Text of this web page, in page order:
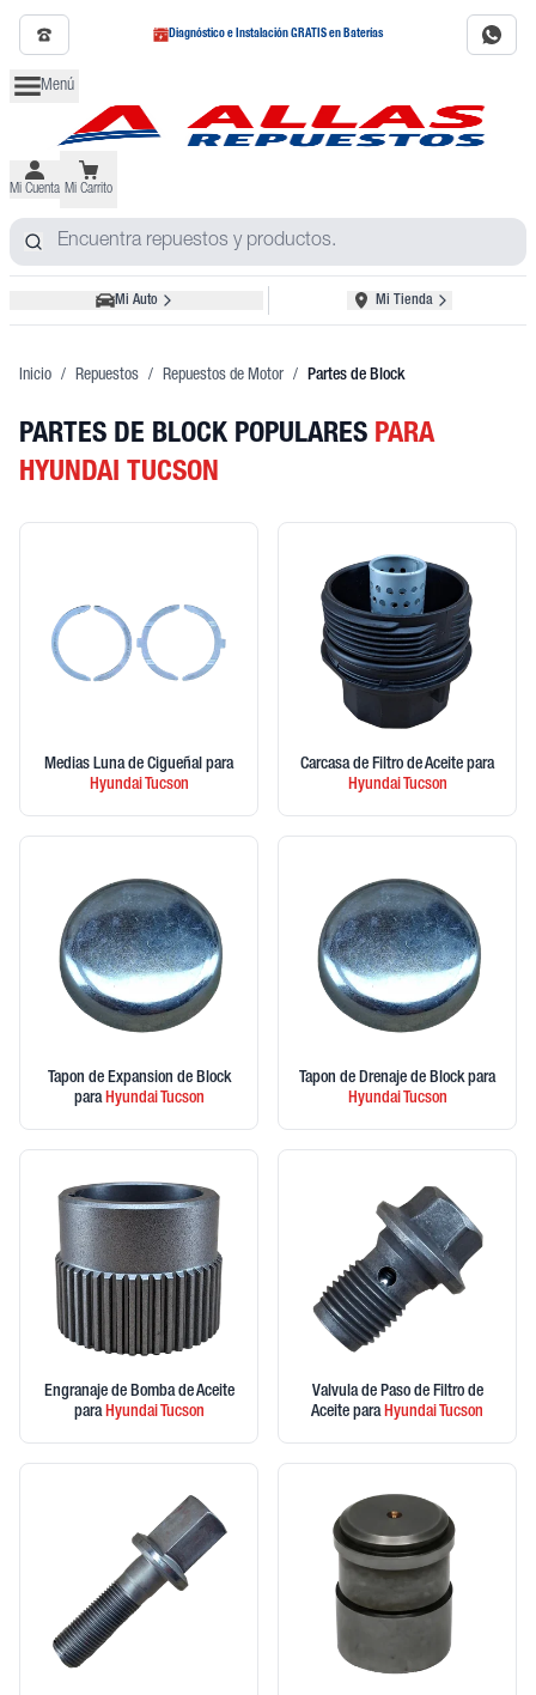
Diagnóstico e Instalación GRATIS en Baterías
Menú
Mi Cuenta Mi Carrito
Mi Auto Mi Tienda
Inicio / Repuestos / Repuestos de Motor / Partes de Block
PARTES DE BLOCK POPULARES PARA
HYUNDAI TUCSON
Medias Luna de Cigueñal para
HyundaiTucson
Carcasa de Filtro de Aceite para
HyundaiTucson
Tapon de Expansion de Block
paraHyundaiTucson
Tapon de Drenaje de Block para
HyundaiTucson
Engranaje de Bomba de Aceite
paraHyundaiTucson
Valvula de Paso de Filtro de
Aceite paraHyundai Tucson